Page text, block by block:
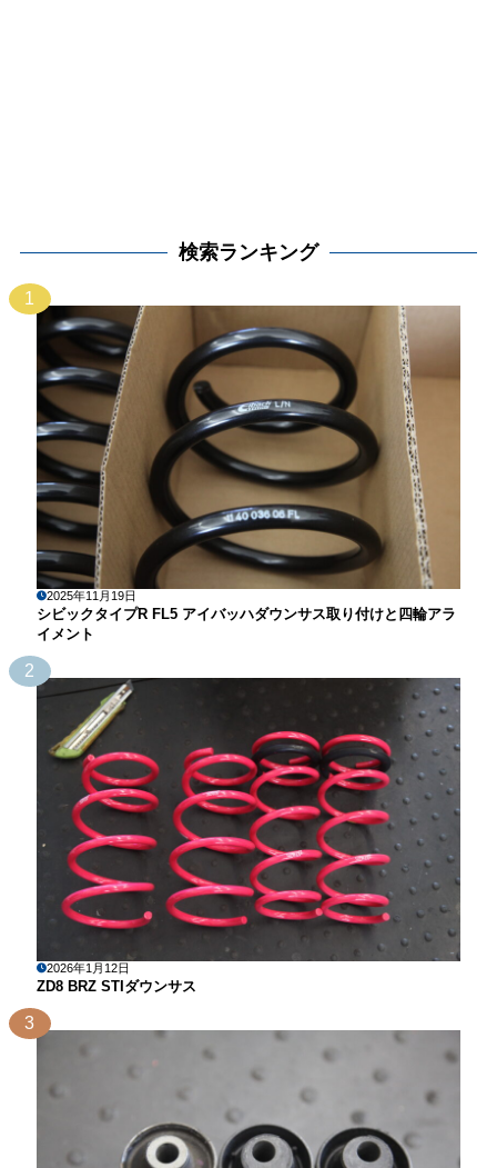
検索ランキング
1
2025年11月19日
シビックタイプR FL5 アイバッハダウンサス取り付けと四輪アラ
イメント
2
2026年1月12日
ZD8 BRZ STIダウンサス
3